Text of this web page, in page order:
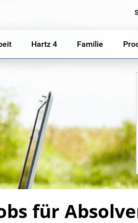
Hartz 4 Familie
für